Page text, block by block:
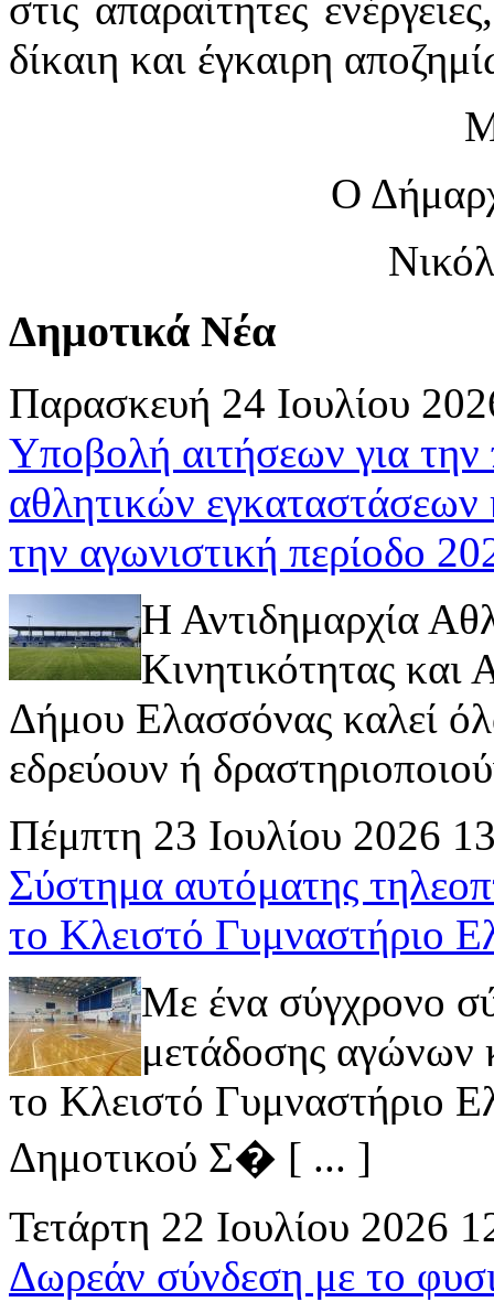
δίκαιη και έγκαιρη
Ο
Δημοτικά Νέα
Παρασκευή 24 Ιουλίου
Υποβολή αιτήσεων για
αθλητικών
την αγωνιστική περίοδο
Η Αντιδημαρχία
Κινητικότητας
Δήμου Ελασσόνας καλεί
εδρεύουν ή
Πέμπτη 23 Ιουλίου 2026
Σύστημα αυτόματης
το Κλειστό Γυμναστήριο
Με ένα σύγχρονο
μετάδοσης αγώνων
το Κλειστό Γυμναστήριο
Δημοτικού Σ� [ ... ]
Τετάρτη 22 Ιουλίου 2026
Δωρεάν σύνδεση με το